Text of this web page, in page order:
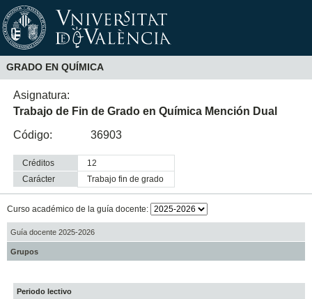
GRADO EN QUÍMICA
Asignatura:
Trabajo de Fin de Grado en Química Mención Dual
Código:
36903
Créditos
12
Carácter
trabajo fin de grado
Curso académico de la guía docente:
Guía docente 2025-2026
Grupos
Periodo lectivo